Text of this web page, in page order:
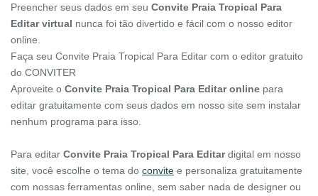
Preencher seus dados em seu Convite Praia Tropical Para
Editar virtual nunca foi tão divertido e fácil com o nosso editor
online.
Faça seu Convite Praia Tropical Para Editar com o editor gratuito
do CONVITER
Aproveite o Convite Praia Tropical Para Editar online para
editar gratuitamente com seus dados em nosso site sem instalar
nenhum programa para isso.
Para editar Convite Praia Tropical Para Editardigital em nosso
site, você escolhe o tema do convite e personaliza gratuitamente
com nossas ferramentas online, sem saber nada de designer ou